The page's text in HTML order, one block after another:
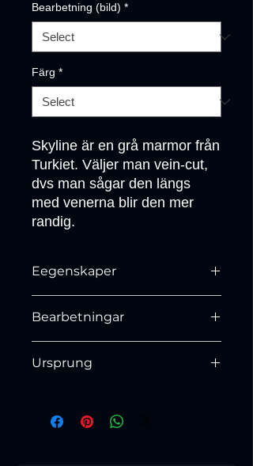
Bearbetning (bild) *
Färg *
Skyline är en grå marmor från
Turkiet. Väljer man vein-cut,
dvs man sågar den längs
med venerna blir den mer
randig.
Eegenskaper
Bearbetningar
Ursprung